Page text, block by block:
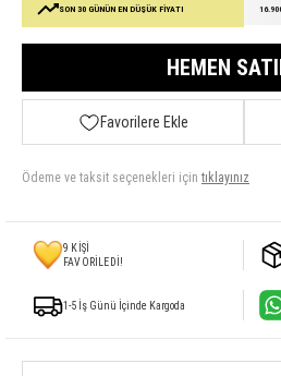
SON 30 GÜNÜN EN DÜŞÜK FİYATI
HEMEN
Favorilere Ekle
Ödeme ve taksit seçenekleri için tıklayınız
9 KİŞİ
FAVORİLEDİ!
1-5 İş Günü İçinde Kargoda